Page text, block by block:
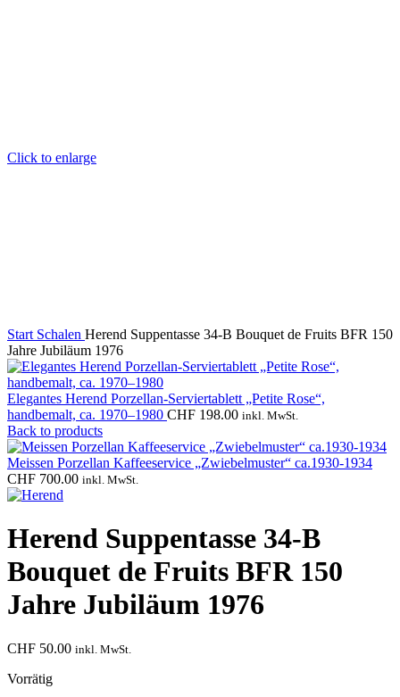
Click to enlarge
Start Schalen Herend Suppentasse 34-B Bouquet de Fruits BFR 150
Jahre Jubiläum 1976
Elegantes Herend Porzellan-Serviertablett „Petite Rose“,
handbemalt, ca. 1970–1980 CHF 198.00 inkl. MwSt.
Back to products
Meissen Porzellan Kaffeeservice „Zwiebelmuster“ ca.1930-1934
CHF 700.00 inkl. MwSt.
Herend Suppentasse 34-B
Bouquet de Fruits BFR 150
Jahre Jubiläum 1976
CHF 50.00 inkl. MwSt.
Vorrätig